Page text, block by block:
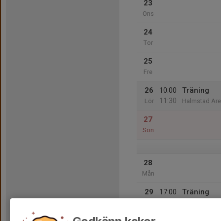
23
Ons
24
Tor
25
Fre
26
Lör
10:00
11:30
Träning
Halmstad
27
Sön
28
Mån
29
17:00
Träning